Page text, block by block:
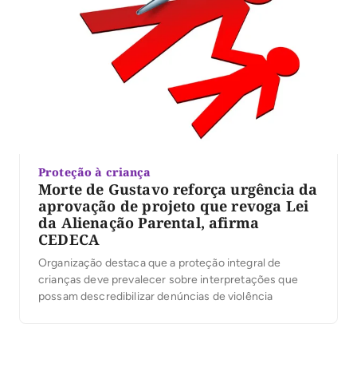
Proteção à criança
Morte de Gustavo reforça urgência da
aprovação de projeto que revoga Lei
da Alienação Parental, afirma
CEDECA
Organização destaca que a proteção integral de
crianças deve prevalecer sobre interpretações que
possam descredibilizar denúncias de violência